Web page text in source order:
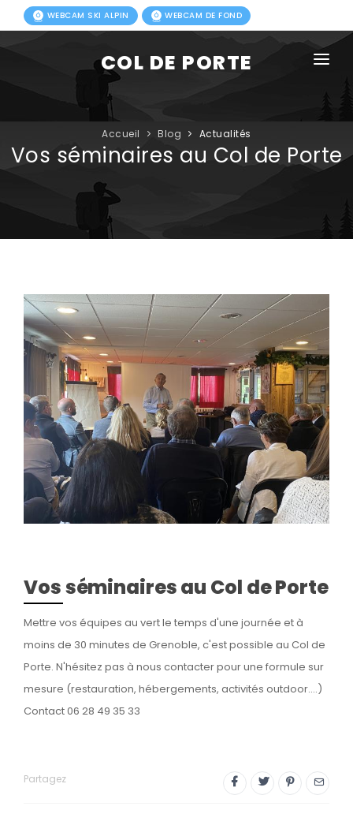
WEBCAM SKI ALPIN WEBCAM DE FOND
COL DE PORTE
FORFAITS
ACTIVITÉS ÉTÉ
PHOTOS
Accueil Blog Actualités
Vos séminaires au Col de Porte
Vos séminaires au Col de Porte
Mettre vos équipes au vert le temps d'une journée et à
moins de 30 minutes de Grenoble, c'est possible au Col de
Porte. N'hésitez pas à nous contacter pour une formule sur
mesure (restauration, hébergements, activités outdoor....)
Contact 06 28 49 35 33
Partagez